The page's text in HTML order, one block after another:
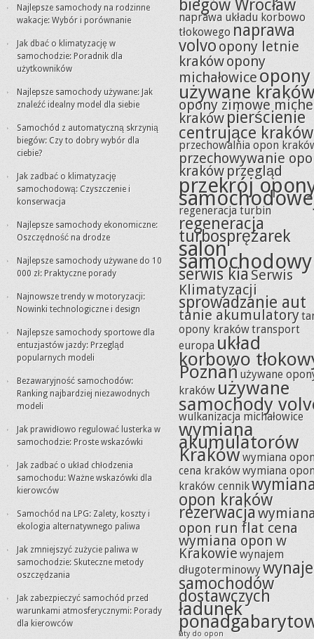
Najlepsze samochody na rodzinne
wakacje: Wybór i porównanie
Jak dbać o klimatyzację w
samochodzie: Poradnik dla
użytkowników
Najlepsze samochody używane: Jak
znaleźć idealny model dla siebie
Samochód z automatyczną skrzynią
biegów: Czy to dobry wybór dla
ciebie?
Jak zadbać o klimatyzację
samochodową: Czyszczenie i
konserwacja
Najlepsze samochody ekonomiczne:
Oszczędność na drodze
Najlepsze samochody używane do 10
000 zł: Praktyczne porady
Najnowsze trendy w motoryzacji:
Nowinki technologiczne i design
Najlepsze samochody sportowe dla
entuzjastów jazdy: Przegląd
popularnych modeli
Bezawaryjność samochodów:
Ranking najbardziej niezawodnych
modeli
Jak prawidłowo regulować lusterka w
samochodzie: Proste wskazówki
Jak zadbać o układ chłodzenia
samochodu: Ważne wskazówki dla
kierowców
Samochód na LPG: Zalety, koszty i
ekologia alternatywnego paliwa
Jak zmniejszyć zużycie paliwa w
samochodzie: Skuteczne metody
oszczędzania
Jak zabezpieczyć samochód przed
warunkami atmosferycznymi: Porady
dla kierowców
biegów Wrocław
naprawa układu korbowo
tłokowego naprawa
volvoopony letnie
krakówopony
michałowiceopony
używane
opony zimowe
kraków pierścienie
centrujące kraków
przechowalnia opon
przechowywanie
kraków przegląd
przekrój
regeneracja turbin
regeneracja
turbosprężarek
salon
samochodowy
serwis kiaSerwis
Klimatyzacji
sprowadzanie aut
tanie akumulatory
opony krakówtransport
europa układ
korbowo
Poznań używane
kraków używane
samochody
wulkanizacja michałowice
wymiana
akumulatorów
Krakówwymiana
cena krakówwymiana
kraków cennik
opon kraków
rezerwacja
opon run flat cena
wymiana opon w
Krakowiewynajem
długoterminowy
samochodów
dostawczych
ładunek
łaty do opon